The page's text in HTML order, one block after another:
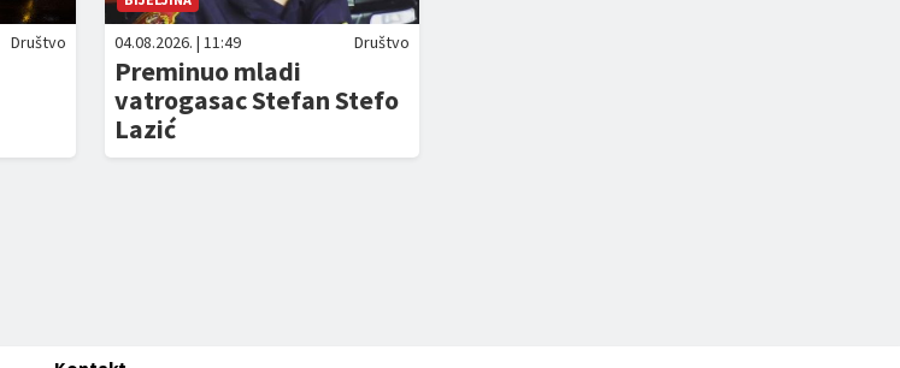
Društvo 04.08.2026. | 11:49 Društvo
Preminuo mladi
vatrogasac Stefan Stefo
Lazić